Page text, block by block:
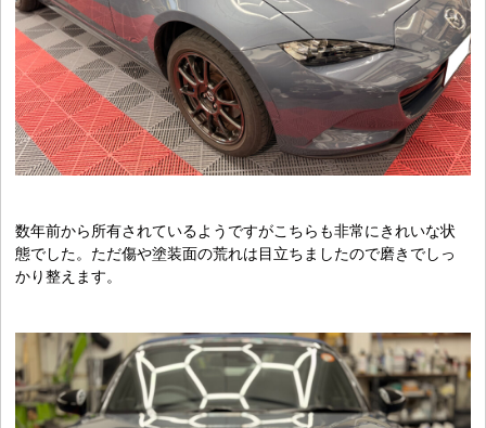
数年前から所有されているようですがこちらも非常にきれいな状
態でした。ただ傷や塗装面の荒れは目立ちましたので磨きでしっ
かり整えます。